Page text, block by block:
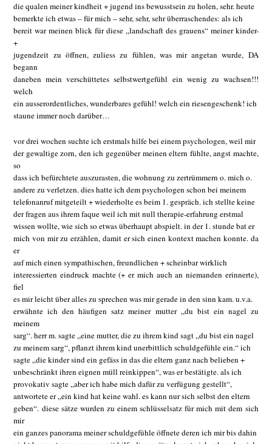
die qualen meiner kindheit + jugend ins bewusstsein zu holen, sehr. heute
bemerkte ich etwas – für mich – sehr, sehr, sehr überraschendes: als ich
bereit war meinen blick für diese „landschaft des grauens“ meiner kinder-
+
jugendzeit zu öffnen, zuliess zu fühlen, was mir angetan wurde, DA
begann
daneben mein verschüttetes selbstwertgefühl ein wenig zu wachsen!!!
welch
ein ausserordentliches, wunderbares gefühl! welch ein riesengeschenk! ich
staune immer noch darüber…
vor drei wochen suchte ich erstmals hilfe bei einem psychologen, weil mir
der gewaltige zorn, den ich gegenüber meinen eltern fühlte, angst machte,
so
dass ich befürchtete auszurasten, die wohnung zu zertrümmern o. mich o.
andere zu verletzen. dies hatte ich dem psychologen schon bei meinem
telefonanruf mitgeteilt + wiederholte es beim 1. gespräch. ich stellte keine
der fragen aus ihrem faque weil ich mit null therapie-erfahrung erstmal
wissen wollte, wie sich so etwas überhaupt abspielt. in der 1. stunde bat er
mich von mir zu erzählen, damit er sich einen kontext machen konnte. da
er
auf mich einen sympathischen, freundlichen + scheinbar wirklich
interessierten eindruck machte (+ er mich auch an niemanden erinnerte),
fiel
es mir leicht über alles zu sprechen was mir gerade in den sinn kam. u.v.a.
erwähnte ich den häufigen satz meiner mutter „du bist ein nagel zu
meinem
sarg“. herr m. sagte „eine mutter, die zu ihrem kind sagt „du bist ein nagel
zu meinem sarg“, pflanzt ihrem kind unerbittlich schuldgefühle ein.“ ich
sagte „die kinder sind ein gefäss in das die eltern ganz nach belieben +
unbeschränkt ihren eignen müll reinkippen“, was er bestätigte. als ich
provokativ sagte „aber ich habe mich dafür zu verfügung gestellt“,
antwortete er „ein kind hat keine wahl. es kann nur sich selbst den eltern
geben“. diese sätze wurden zu einem schlüsselsatz für mich mit dem sich
mir
ein ganzes panorama meiner schuldgefühle öffnete deren ich mir bis dahin